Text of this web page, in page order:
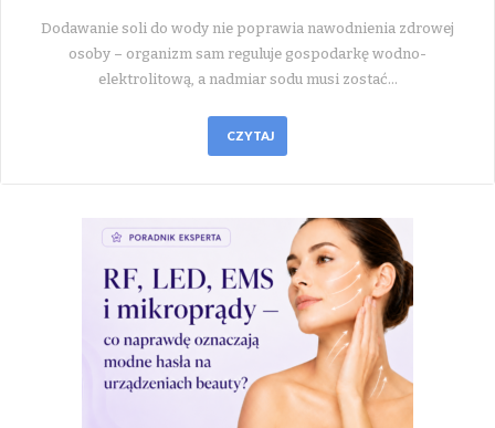
Dodawanie soli do wody nie poprawia nawodnienia zdrowej
osoby – organizm sam reguluje gospodarkę wodno-
elektrolitową, a nadmiar sodu musi zostać…
CZYTAJ